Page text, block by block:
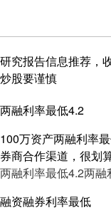
研究报告信息推荐，
炒股要谨慎
两融利率最低4.2
100万资产两融利率
券商合作渠道，很划
两融利率最低4.2两融
融资融券利率最低